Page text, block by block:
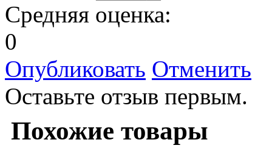
Средняя оценка:
0
Опубликовать Отменить
Оставьте отзыв первым.
Похожие товары